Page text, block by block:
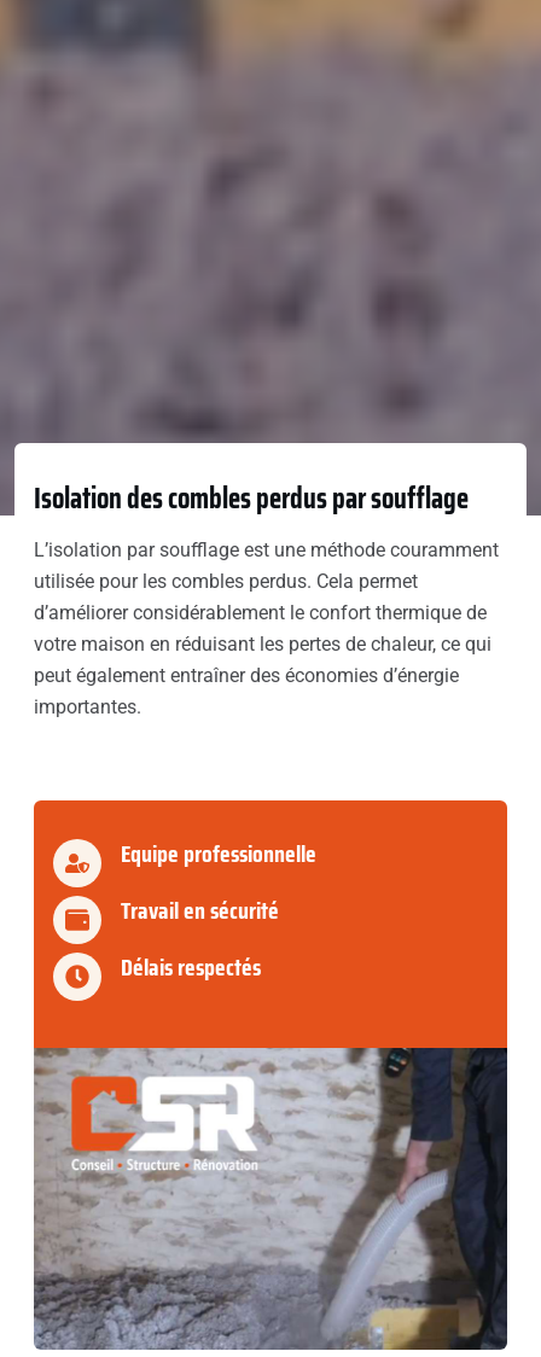
Isolation des combles perdus par soufflage
L’isolation par soufflage est une méthode couramment
utilisée pour les combles perdus. Cela permet
d’améliorer considérablement le confort thermique de
votre maison en réduisant les pertes de chaleur, ce qui
peut également entraîner des économies d’énergie
importantes.
Equipe professionnelle
Travail en sécurité
Délais respectés